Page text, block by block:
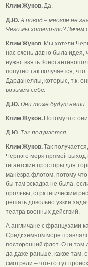
Клим Жуков. Да.
Д.Ю.А повод – многие не
Чего мы хотели-то? Зачем
Клим Жуков. Мы хотели
нас очень давно была идея,
нужно взять
попутно так получается,
Дарданеллы, которые, т.к.
возьмём себе.
Д.Ю. Они тоже будут наши.
Клим Жуков. Потому что они
Д.Ю. Так получается.
Клим Жуков. Так
Чёрного моря прямой выход
гигантские просторы для
манёвра флотом, потому что
бы там эскадра не была,
проливы, стратегическим
решать довольно узкие
театра военных действий.
А англичане с французами
Средиземном море
посторонний флот. Они там
да даже раньше, какое там, с
смотрели – что-то тут